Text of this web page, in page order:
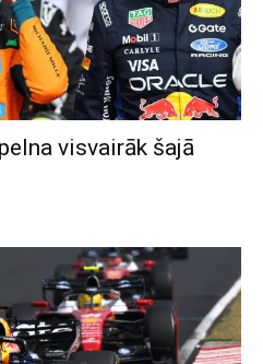
visvairāk šajā